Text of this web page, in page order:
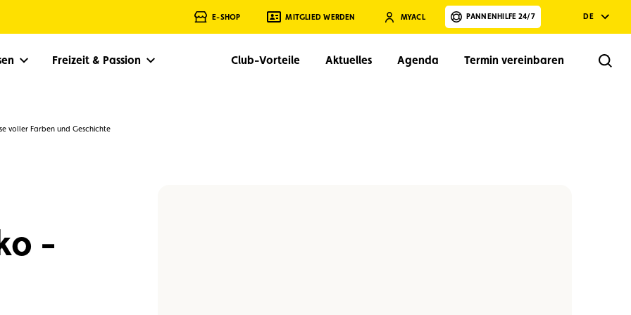
E-SHOP MITGLIED WERDEN MYACL PANNENHILFE 24/7 DE
Freizeit & Passion Club-Vorteile Aktuelles Agenda Termin vereinbaren
voller Farben und Geschichte
-